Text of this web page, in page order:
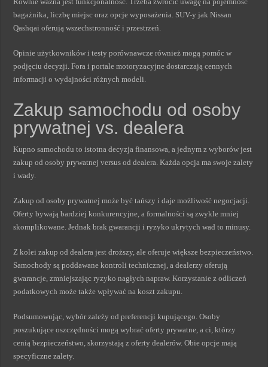
bagażnika, liczbę miejsc oraz opcje wyposażenia. SUV-y jak Nissan
Qashqai oferują wszechstronność i przestrzeń.
Opinie użytkowników i testy porównawcze również mogą pomóc w
podjęciu decyzji. Fora i portale motoryzacyjne dostarczają cennych
informacji o wydajności różnych modeli.
Zakup samochodu od osoby
prywatnej vs. dealera
Kupno samochodu to istotna decyzja finansowa, a jednym z wyborów jest
zakup od osoby prywatnej versus od dealera. Każda opcja ma swoje zalety
i wady.
Zakup od osoby prywatnej może być tańszy i daje możliwość negocjacji.
Oferty bywają bardziej konkurencyjne, a formalności są zwykle mniej
skomplikowane. Jednak brak gwarancji i ryzyko ukrytych wad to minusy.
Z kolei zakup od dealera jest droższy, ale oferuje większe bezpieczeństwo.
Samochody są poddawane kontroli technicznej, a dealerzy oferują
gwarancje, zmniejszając ryzyko nagłych napraw. Korzystanie z odliczeń
podatkowych może także wpływać na koszt zakupu.
Podsumowując, wybór zależy od preferencji kupującego. Osoby
poszukujące oszczędności mogą wybrać oferty prywatne, a ci, którzy
cenią bezpieczeństwo, skorzystają z oferty dealerów. Obie opcje mają
specyficzne zalety.